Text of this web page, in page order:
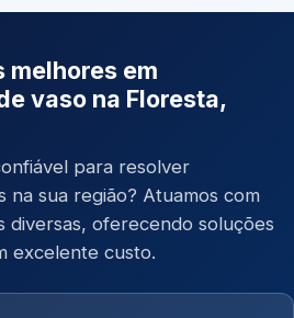
melhores em
vaso na Floresta,
para resolver
na sua região? Atuamos com
diversas, oferecendo soluções
excelente custo.